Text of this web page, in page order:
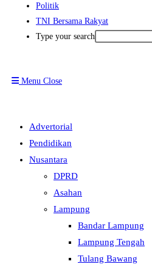
Politik
TNI Bersama Rakyat
Type your search
Menu Close
Advertorial
Pendidikan
Nusantara
DPRD
Asahan
Lampung
Bandar Lampung
Lampung Tengah
Tulang Bawang